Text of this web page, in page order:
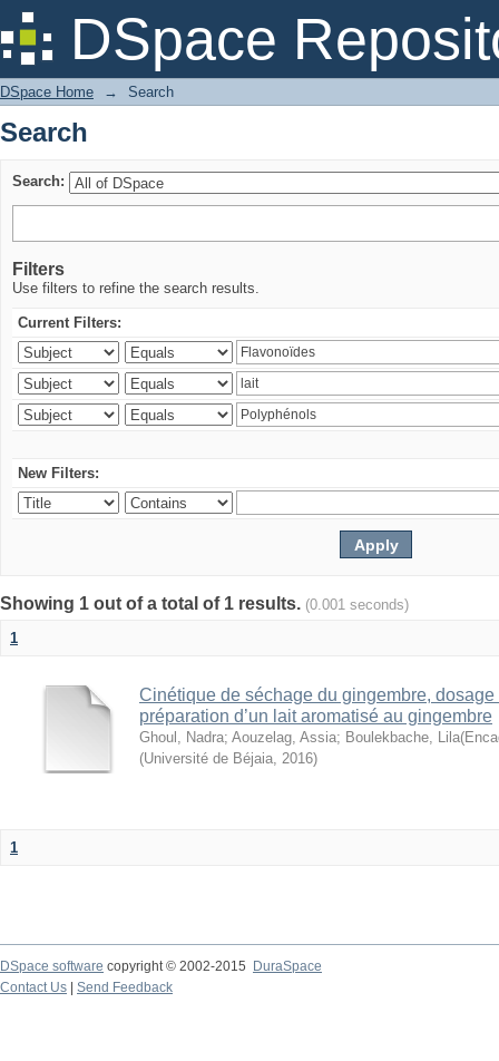
DSpace
Search
DSpace Home → Search
Search
Search:
Filters
Use filters to refine the search results.
Current Filters:
New Filters:
Showing 1 out of a total of 1 results. (0.001 seconds)
1
Cinétique de séchage du gingembre,
préparation d’un lait aromatisé au gingembre
Ghoul, Nadra; Aouzelag, Assia; Boulekbache,
(Université de Béjaia, 2016)
1
DSpace software copyright © 2002-2015
DuraSpace
Contact Us
Send Feedback